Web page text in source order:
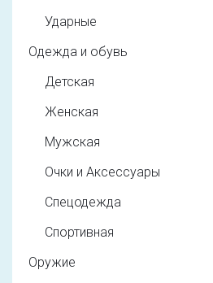
Ударные
Одежда и обувь
Детская
Женская
Мужская
Очки и Аксессуары
Спецодежда
Спортивная
Оружие